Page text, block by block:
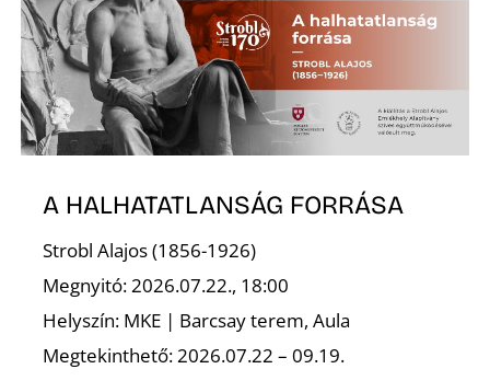
A HALHATATLANSÁG FORRÁSA
Strobl Alajos (1856-1926)
Megnyitó: 2026.07.22., 18:00
Helyszín: MKE | Barcsay terem, Aula
Megtekinthető: 2026.07.22 – 09.19.